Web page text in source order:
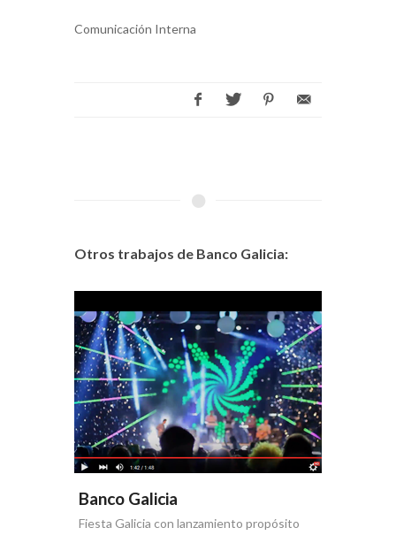
Comunicación Interna
Otros trabajos de Banco Galicia:
Banco Galicia
Fiesta Galicia con lanzamiento propósito